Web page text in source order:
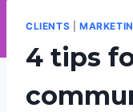
CLIENTS
4 tips